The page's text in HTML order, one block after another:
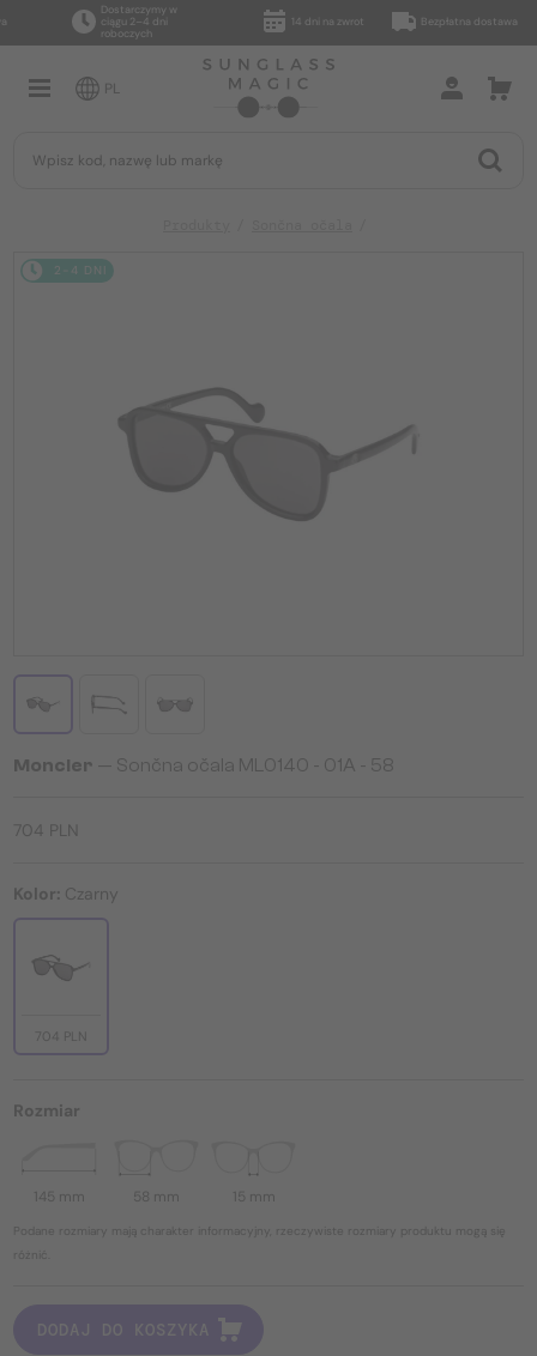
Dostarczymy w
ciągu 2–4 dni
roboczych
14 dni na zwrot Bezpłatna dostawa
PL
2-4 DNI
Moncler — Sončna očala ML0140 - 01A - 58
704 PLN
Kolor: Czarny
704 PLN
Rozmiar
145 mm 58 mm 15 mm
Podane rozmiary mają charakter informacyjny, rzeczywiste rozmiary produktu mogą się
różnić.
DODAJ DO KOSZYKA